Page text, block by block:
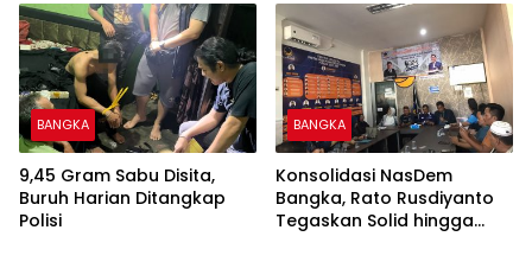
BANGKA
9,45 Gram Sabu Disita,
Buruh Harian Ditangkap
Polisi
BANGKA
Konsolidasi NasDem
Bangka, Rato Rusdiyanto
Tegaskan Solid hingga